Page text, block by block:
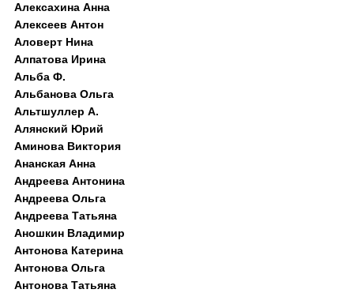
Алексахина Анна
Алексеев Антон
Аловерт Нина
Алпатова Ирина
Альба Ф.
Альбанова Ольга
Альтшуллер А.
Алянский Юрий
Аминова Виктория
Ананская Анна
Андреева Антонина
Андреева Ольга
Андреева Татьяна
Аношкин Владимир
Антонова Катерина
Антонова Ольга
Антонова Татьяна